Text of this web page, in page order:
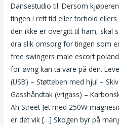
Dansestudio til. Dersom
tingen i rett tid eller forhold
den ikke er overgitt til ham, skal
dra slik omsorg for tingen som
free swingers male escort
for øvrig kan ta vare på den.
(USB) – Støtteben med hjul –
Gasshåndtak (vrigass) –
Ah Street Jet med 250W
er det vik […] Skogen byr på